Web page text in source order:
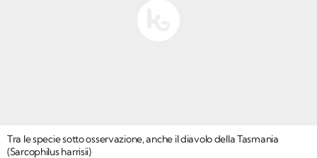
Tra le specie sotto osservazione, anche il diavolo della Tasmania
(Sarcophilus harrisii)